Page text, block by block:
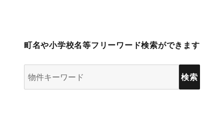
町名や小学校名等フリーワード検索ができます
物